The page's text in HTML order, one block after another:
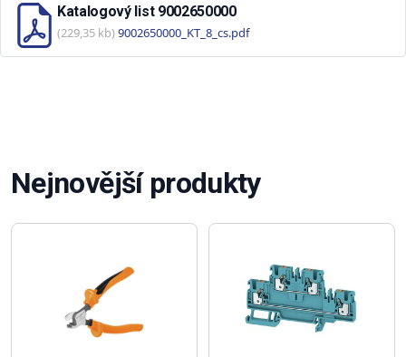
Katalogový list 9002650000
(229,35 kb)9002650000_KT_8_cs.pdf
Nejnovější produkty